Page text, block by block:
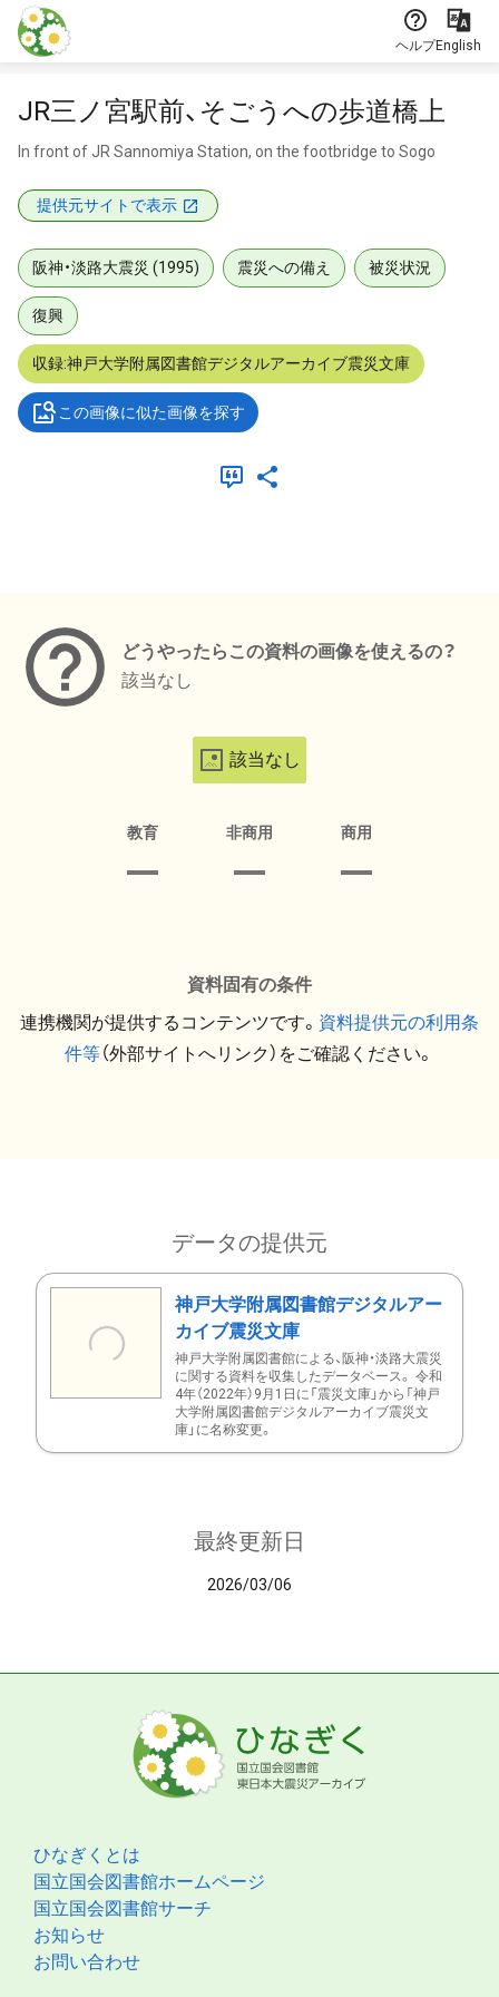
本文に飛ぶ
ヘルプEnglish
JR三ノ宮駅前、そごうへの歩道橋上
In front of JR Sannomiya Station, on the footbridge to Sogo
提供元サイトで表示
阪神・淡路大震災 (1995) 震災への備え 被災状況
復興
収録:神戸大学附属図書館デジタルアーカイブ震災文庫
この画像に似た画像を探す
どうやったらこの資料の画像を使えるの？
該当なし
該当なし
教育 非商用 商用
資料固有の条件
連携機関が提供するコンテンツです。 資料提供元の利用条
件等（外部サイトへリンク）をご確認ください。
データの提供元
神戸大学附属図書館デジタルアー
カイブ震災文庫
神戸大学附属図書館による、阪神・淡路大震災
に関する資料を収集したデータベース。 令和
4年（2022年）9月1日に「震災文庫」から「神戸
大学附属図書館デジタルアーカイブ震災文
庫」に名称変更。
最終更新日
2026/03/06
ひなぎくとは
国立国会図書館ホームページ
国立国会図書館サーチ
お知らせ
お問い合わせ